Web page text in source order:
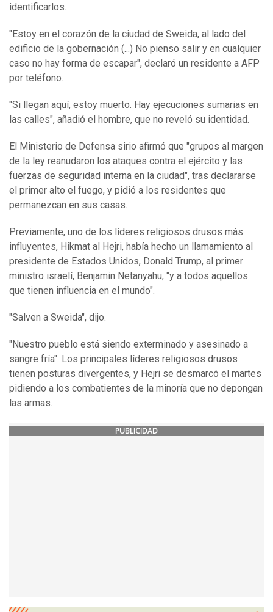
identificarlos.
"Estoy en el corazón de la ciudad de Sweida, al lado del
edificio de la gobernación (...) No pienso salir y en cualquier
caso no hay forma de escapar", declaró un residente a AFP
por teléfono.
"Si llegan aquí, estoy muerto. Hay ejecuciones sumarias en
las calles", añadió el hombre, que no reveló su identidad.
El Ministerio de Defensa sirio afirmó que "grupos al margen
de la ley reanudaron los ataques contra el ejército y las
fuerzas de seguridad interna en la ciudad", tras declararse
el primer alto el fuego, y pidió a los residentes que
permanezcan en sus casas.
Previamente, uno de los líderes religiosos drusos más
influyentes, Hikmat al Hejri, había hecho un llamamiento al
presidente de Estados Unidos, Donald Trump, al primer
ministro israelí, Benjamin Netanyahu, "y a todos aquellos
que tienen influencia en el mundo".
"Salven a Sweida", dijo.
"Nuestro pueblo está siendo exterminado y asesinado a
sangre fría". Los principales líderes religiosos drusos
tienen posturas divergentes, y Hejri se desmarcó el martes
pidiendo a los combatientes de la minoría que no depongan
las armas.
PUBLICIDAD